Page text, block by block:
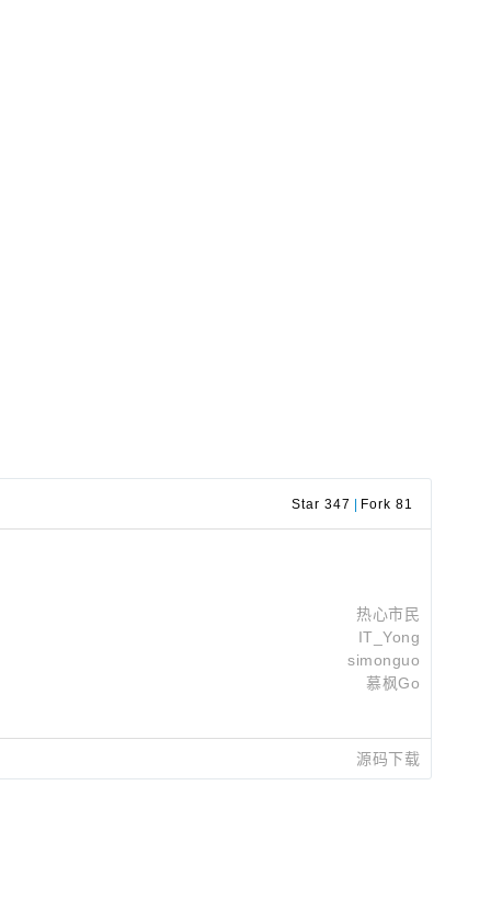
Star 347 Fork 81
热心市民
IT_Yong
simonguo
慕枫Go
2025-11-21 12:09
源码下载